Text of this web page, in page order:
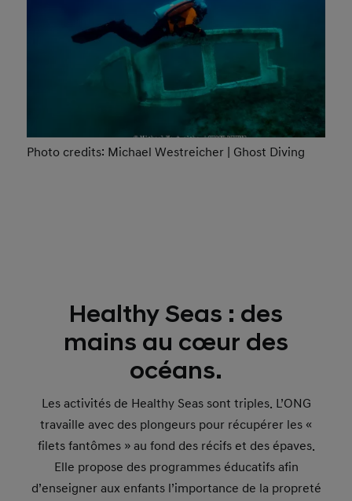
Photo credits: Michael Westreicher | Ghost Diving
Healthy Seas : des
mains au cœur des
océans.
Les activités de Healthy Seas sont triples. L’ONG
travaille avec des plongeurs pour récupérer les «
filets fantômes » au fond des récifs et des épaves.
Elle propose des programmes éducatifs afin
d’enseigner aux enfants l’importance de la propreté